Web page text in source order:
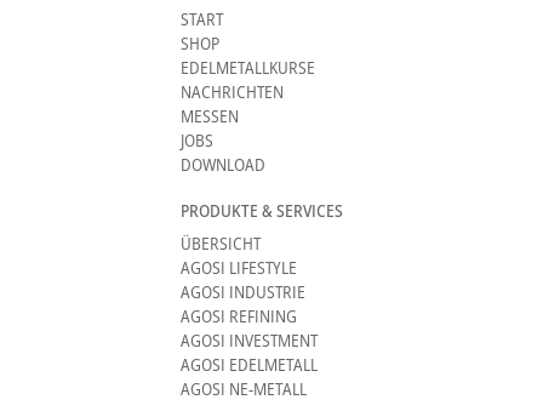
START
SHOP
EDELMETALLKURSE
NACHRICHTEN
MESSEN
JOBS
DOWNLOAD
PRODUKTE & SERVICES
ÜBERSICHT
AGOSI LIFESTYLE
AGOSI INDUSTRIE
AGOSI REFINING
AGOSI INVESTMENT
AGOSI EDELMETALL
AGOSI NE-METALL